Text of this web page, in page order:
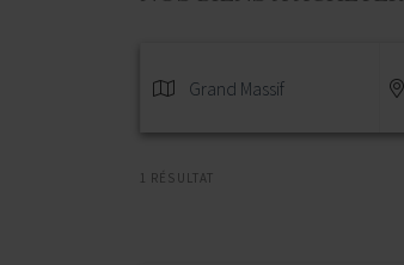
Grand Massif
1 RÉSULTAT